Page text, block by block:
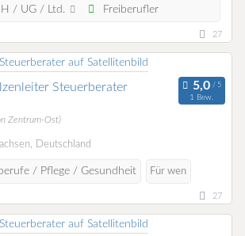
/ UG / Ltd.
Freiberufler
27
Steuerberater
1 Bew.
Zentrum-Ost)
Deutschland
/ Pflege / Gesundheit Für wen
27